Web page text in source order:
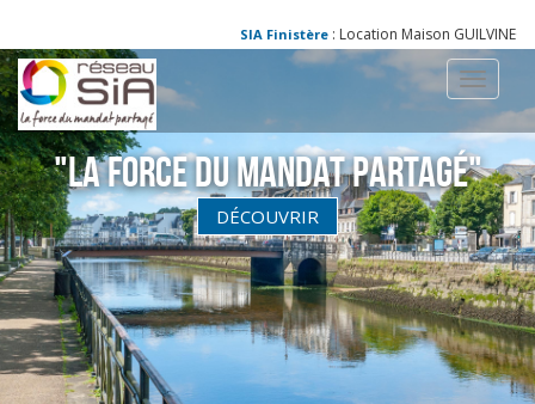
SIA Finistère: Location Maison GUILVINEC -
Toggle
"La Force du Mandat partagé"
DÉCOUVRIR